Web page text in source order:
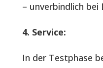
– unverbindlich bei
4. Service:
In der Testphase